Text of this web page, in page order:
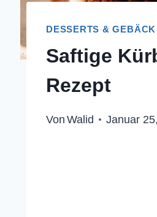
DESSERTS & GEBÄCK
Saftige
Rezept
Von Walid Januar